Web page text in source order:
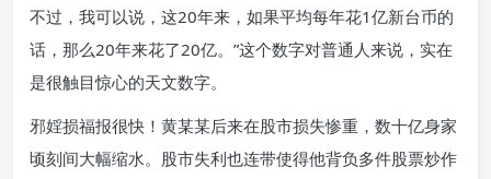
不过，我可以说，这20年来，如果平均每年花1亿新台币的
话，那么20年来花了20亿。”这个数字对普通人来说，实在
是很触目惊心的天文数字。
邪婬损福报很快！黄某某后来在股市损失惨重，数十亿身家
顷刻间大幅缩水。股市失利也连带使得他背负多件股票炒作